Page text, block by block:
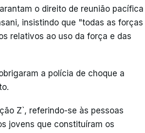
o direito de reunião pacífica
insistindo que "todas as forças
relativos ao uso da força e das
a polícia de choque a
Z`, referindo-se às pessoas
jovens que constituíram os